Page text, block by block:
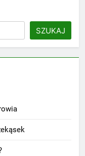
SZUKAJ